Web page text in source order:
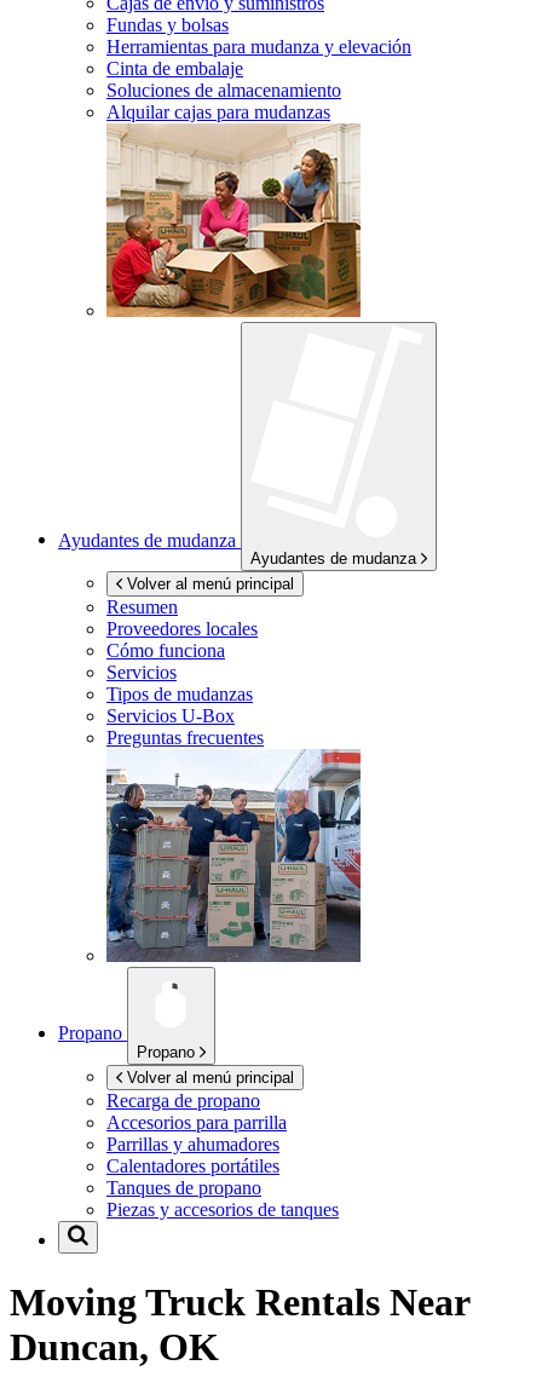
Fundas y bolsas
Herramientas para mudanza y elevación
Cinta de embalaje
Soluciones de almacenamiento
Alquilar cajas para mudanzas
Ayudantes de mudanza
Ayudantes de mudanza
Volver al menú principal
Resumen
Proveedores locales
Cómo funciona
Servicios
Tipos de mudanzas
Servicios U-Box
Preguntas frecuentes
Propano
Propano
Volver al menú principal
Recarga de propano
Accesorios para parrilla
Parrillas y ahumadores
Calentadores portátiles
Tanques de propano
Piezas y accesorios de tanques
Moving Truck Rentals Near
Duncan, OK